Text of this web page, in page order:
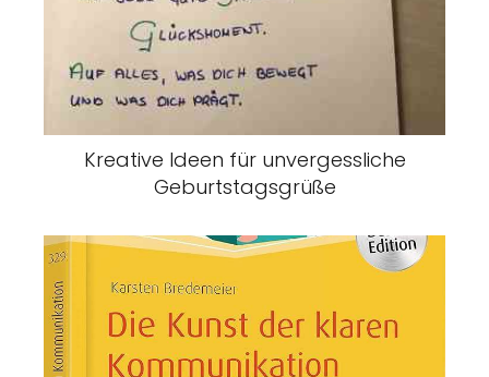
Kreative Ideen für unvergessliche
Geburtstagsgrüße